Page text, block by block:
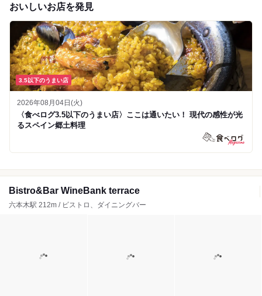
おいしいお店を発見
3.5以下のうまい店
2026年08月04日(火)
〈食べログ3.5以下のうまい店〉ここは通いたい！ 現代の感性が光
るスペイン郷土料理
Bistro&Bar WineBank terrace
六本木駅 212m / ビストロ、ダイニングバー